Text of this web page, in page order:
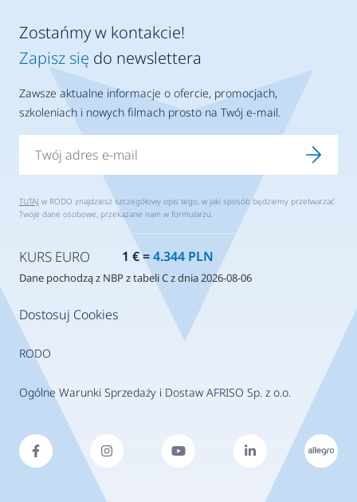
Dostosuj Cookies
RODO
Ogólne Warunki Sprzedaży i Dostaw AFRISO Sp. z o.o.
Zostańmy w kontakcie!
Zapisz się do newslettera
Zawsze aktualne informacje o ofercie, promocjach,
szkoleniach i nowych filmach prosto na Twój e-mail.
TUTAJ w RODO znajdziesz szczegółowy opis tego, w jaki sposób będziemy przetwarzać
Twoje dane osobowe, przekazane nam w formularzu.
KURS EURO 1 € =4.344 PLN
Dane pochodzą z NBP z tabeli C z dnia 2026-08-06